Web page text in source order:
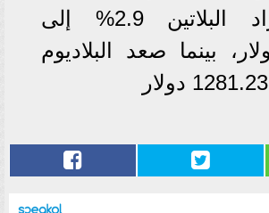
يونيو، وزاد البلاتين 2.9% إلى
دولار، بينما صعد البلاديوم